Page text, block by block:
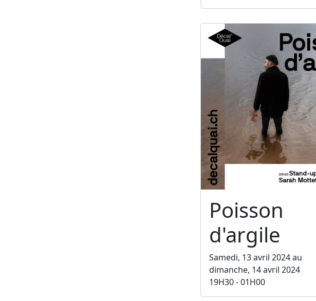
Poisson
d'argile
Samedi, 13 avril 2024 au
dimanche, 14 avril 2024
19H30 - 01H00